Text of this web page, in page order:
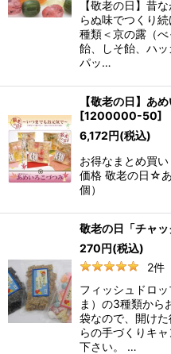
【敬老の日】昔
らぬ味でつくり
種類＜京の露（
飴、しそ飴、ハ
パッ…
【敬老の日】あ
[1200000-50]
6,172円(税込)
お得なまとめ買
価格 敬老の日☆
個）
敬老の日「チャ
270円(税込)
2件
フィッシュドロ
ま）の3種類から
袋なので、開け
らの手づくりキ
下さい。 …